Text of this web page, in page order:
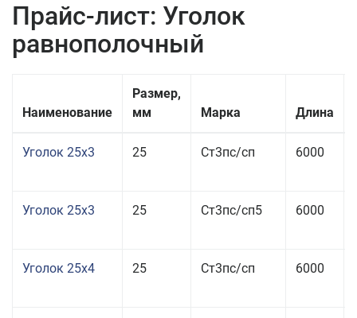
Прайс-лист: Уголок
равнополочный
Наименование
Размер,
мм
Марка Длина
Уголок 25x3 25 Ст3пс/сп 6000
Уголок 25x3 25 Ст3пс/сп5 6000
Уголок 25x4 25 Ст3пс/сп 6000